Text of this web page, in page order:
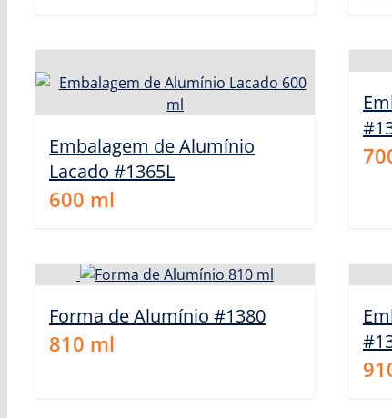
Embalagem de Alumínio
Lacado #1365L
600 ml
Forma de Alumínio #1380
810 ml